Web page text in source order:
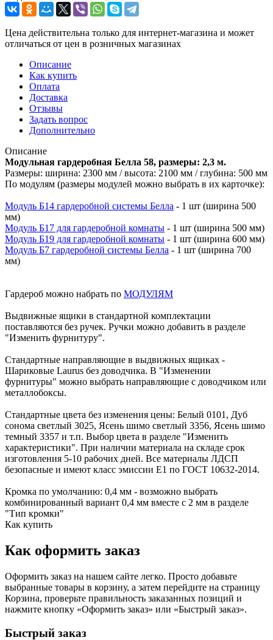
Цена действительна только для интернет-магазина и может
отличаться от цен в розничных магазинах
Описание
Как купить
Оплата
Доставка
Отзывы
Задать вопрос
Дополнительно
Описание
Модульная гардеробная Белла 58, размеры: 2,3 м.
Размеры: ширина: 2300 мм / высота: 2100 мм / глубина: 500 мм
По модулям (размеры модулей можно выбрать в их карточке):
Модуль Б14 гардеробной системы Белла - 1 шт (ширина 500
мм)
Модуль Б17 для гардеробной комнаты - 1 шт (ширина 500 мм)
Модуль Б19 для гардеробной комнаты - 1 шт (ширина 600 мм)
Модуль Б7 гардеробной системы Белла - 1 шт (ширина 700
мм)
Гардероб можно набрать по МОДУЛЯМ
Выдвижные ящики в стандартной комплектации
поставляются без ручек. Ручки можно добавить в разделе
"Изменить фурнитуру".
Стандартные направляющие в выдвижных ящиках -
Шариковые Laurus без доводчика. В "Изменении
фурнитуры" можно выбрать направляющие с доводчиком или
металлобоксы.
Стандартные цвета без изменения цены: Белый 0101, Дуб
сонома светлый 3025, Ясень шимо светлый 3356, Ясень шимо
темный 3357 и т.п. Выбор цвета в разделе "Изменить
характеристики". При наличии материала на складе срок
изготовления 5-10 рабочих дней. Все материалы ЛДСП
безопасные и имеют класс эмиссии Е1 по ГОСТ 10632-2014.
Кромка по умолчанию: 0,4 мм - возможно выбрать
комбинированный вариант 0,4 мм вместе с 2 мм в разделе
"Тип кромки"
Как купить
Как оформить заказ
Оформить заказ на нашем сайте легко. Просто добавьте
выбранные товары в корзину, а затем перейдите на страницу
Корзина, проверьте правильность заказанных позиций и
нажмите кнопку «Оформить заказ» или «Быстрый заказ».
Быстрый заказ